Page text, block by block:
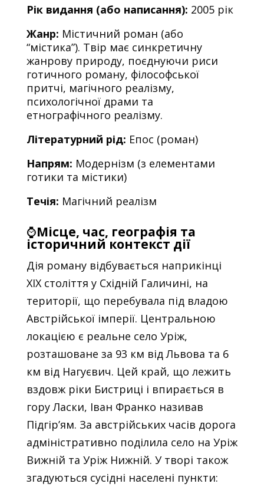
Рік видання (або написання): 2005 рік
Жанр: Містичний роман (або
“містика”). Твір має синкретичну
жанрову природу, поєднуючи риси
готичного роману, філософської
притчі, магічного реалізму,
психологічної драми та
етнографічного реалізму.
Літературний рід: Епос (роман)
Напрям: Модернізм (з елементами
готики та містики)
Течія: Магічний реалізм
⌚Місце, час, географія та
історичний контекст дії
Дія роману відбувається наприкінці
ХІХ століття у Східній Галичині, на
території, що перебувала під владою
Австрійської імперії. Центральною
локацією є реальне село Уріж,
розташоване за 93 км від Львова та 6
км від Нагуєвич. Цей край, що лежить
вздовж ріки Бистриці і впирається в
гору Ласки, Іван Франко називав
Підгір’ям. За австрійських часів дорога
адміністративно поділила село на Уріж
Вижній та Уріж Нижній. У творі також
згадуються сусідні населені пункти: